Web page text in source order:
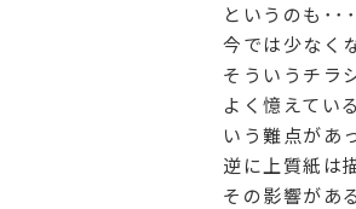
というのも･･･
今では少なく
そういうチラ
よく憶えてい
いう難点があ
逆に上質紙は
その影響があ